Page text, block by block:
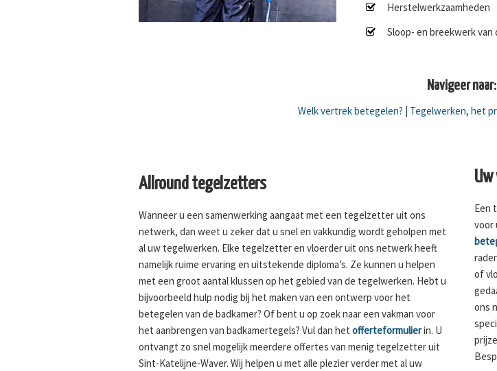
Herstelwerkzaamheden
Sloop- en breekwerk
Navigeer naar:
Welk vertrek betegelen? Tegelwerken, het
Allround tegelzetters
Wanneer u een samenwerking aangaat met een tegelzetter uit ons
netwerk, dan weet u zeker dat u snel en vakkundig wordt geholpen met
al uw tegelwerken. Elke tegelzetter en vloerder uit ons netwerk heeft
namelijk ruime ervaring en uitstekende diploma’s. Ze kunnen u helpen
met een groot aantal klussen op het gebied van de tegelwerken. Hebt u
bijvoorbeeld hulp nodig bij het maken van een ontwerp voor het
betegelen van de badkamer? Of bent u op zoek naar een vakman voor
het aanbrengen van badkamertegels? Vul dan het offerteformulierin. U
ontvangt zo snel mogelijk meerdere offertes van menig tegelzetter uit
Sint-Katelijne-Waver. Wij helpen u met alle plezier verder met al uw
Een
voor
of
ons